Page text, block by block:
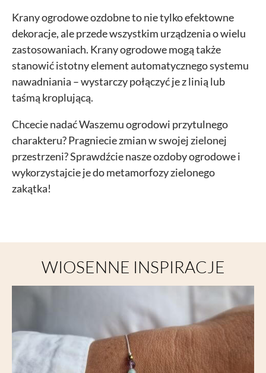
Krany ogrodowe ozdobne to nie tylko efektowne
dekoracje, ale przede wszystkim urządzenia o wielu
zastosowaniach. Krany ogrodowe mogą także
stanowić istotny element automatycznego systemu
nawadniania – wystarczy połączyć je z linią lub
taśmą kroplującą.
Chcecie nadać Waszemu ogrodowi przytulnego
charakteru? Pragniecie zmian w swojej zielonej
przestrzeni? Sprawdźcie naszeozdoby ogrodowei
wykorzystajcie je do metamorfozy zielonego
zakątka!
WIOSENNE INSPIRACJE